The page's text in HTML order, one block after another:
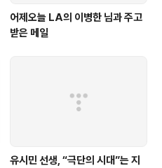
어제오늘 LA의 이병한 님과 주고
받은 메일
유시민 선생, “극단의 시대”는 지